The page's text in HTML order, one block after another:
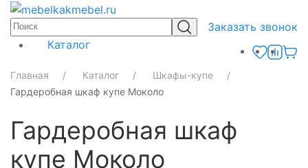
Заказать звонок
Каталог
Главная Каталог
Шкафы-купе
Гардеробная шкаф купе Моколо
Гардеробная шкаф
купе Моколо